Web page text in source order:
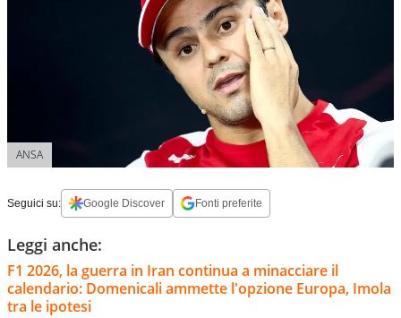
ANSA
Seguici su: Google Discover Fonti preferite
Leggi anche:
F1 2026, la guerra in Iran continua a minacciare il
calendario: Domenicali ammette l'opzione Europa, Imola
tra le ipotesi